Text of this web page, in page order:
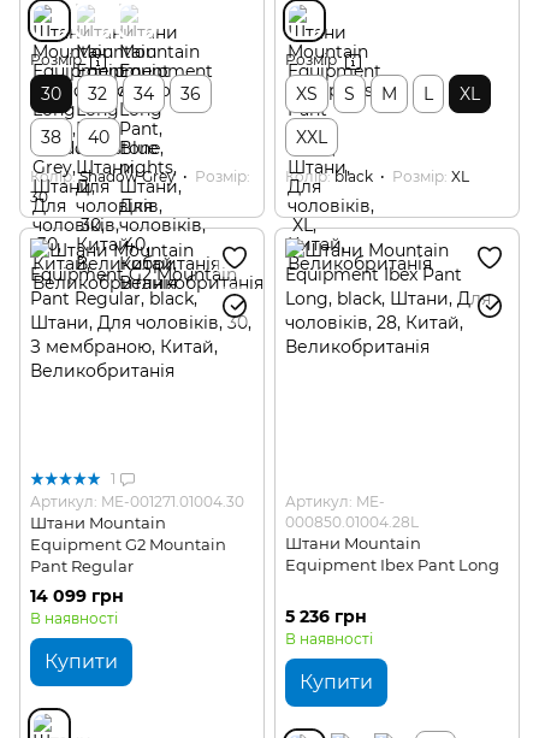
Розмір
30 32 34
36
38
40
Колір Shadow Grey
Розмір
30
Розмір
XS S M L
XL
XXL
Колір black Розмір XL
1
Артикул: ME-001271.01004.30
Штани Mountain
Equipment G2 Mountain
Pant Regular
14 099 грн
В наявності
Купити
Артикул: ME-
000850.01004.28L
Штани Mountain
Equipment Ibex Pant Long
5 236 грн
В наявності
Купити